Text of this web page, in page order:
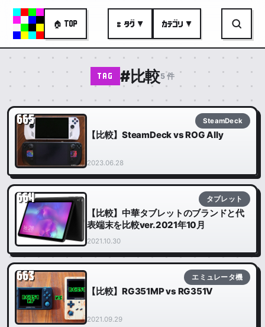
🏠 TOP # タグ ▼ カテゴリ ▼
TAG #比較5 件
665 SteamDeck
【比較】SteamDeck vs ROG Ally
2023.06.28
664 タブレット
【比較】中華タブレットのブランドと代
表端末を比較ver.2021年10月
2021.10.30
663 エミュレータ機
【比較】RG351MP vs RG351V
2021.09.29